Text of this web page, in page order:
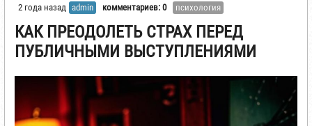
2 года назад admin комментариев: 0 психология
КАК ПРЕОДОЛЕТЬ СТРАХ ПЕРЕД
ПУБЛИЧНЫМИ ВЫСТУПЛЕНИЯМИ